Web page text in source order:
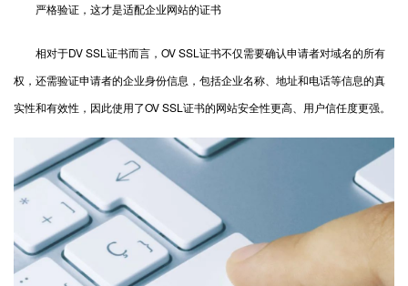
严格验证，这才是适配企业网站的证书
相对于DV SSL证书而言，OV SSL证书不仅需要确认申请者对域名的所有
权，还需验证申请者的企业身份信息，包括企业名称、地址和电话等信息的真
实性和有效性，因此使用了OV SSL证书的网站安全性更高、用户信任度更强。